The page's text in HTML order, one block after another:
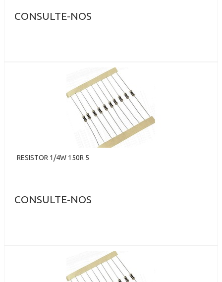
CONSULTE-NOS
RESISTOR 1/4W 150R 5
CONSULTE-NOS